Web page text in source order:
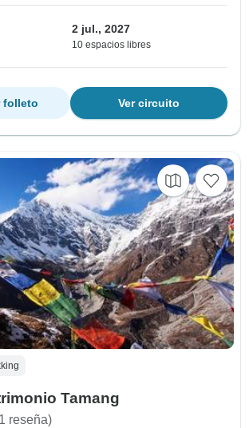
2 jul., 2027
10 espacios libres
Ver circuito
folleto
Tamang
reseña)